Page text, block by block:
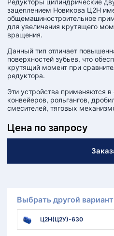
Редукторы цилиндрические
зацеплением Новикова Ц2Н
общемашиностроительное
для увеличения крутящего
вращения.
Данный тип отличает
поверхностей зубьев, что
крутящий момент при
редуктора.
Эти устройства применяются в
конвейеров, рольгангов,
смесителей, тяговых
Цена по запросу
Выбрать другой вариант
Ц2Н(Ц2У)-630